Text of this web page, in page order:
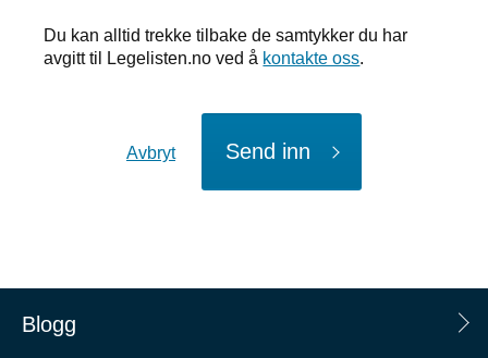
Du kan alltid trekke tilbake de samtykker du har
avgitt til Legelisten.no ved å kontakte oss.
Avbryt Send inn
Blogg